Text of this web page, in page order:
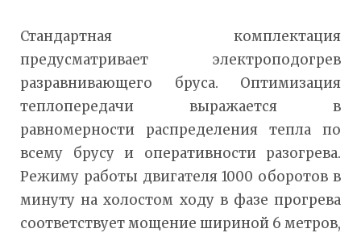
Стандартная комплектация
предусматривает электроподогрев
разравнивающего бруса. Оптимизация
теплопередачи выражается в
равномерности распределения тепла по
всему брусу и оперативности разогрева.
Режиму работы двигателя 1000 оборотов в
минуту на холостом ходу в фазе прогрева
соответствует мощение шириной 6 метров,